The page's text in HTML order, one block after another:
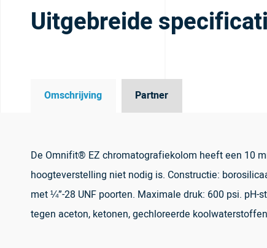
Uitgebreide
Omschrijving Partner
De Omnifit® EZ chromatografiekolom heeft een 10
hoogteverstelling niet nodig is. Constructie:
met ¼”-28 UNF poorten. Maximale druk: 600 psi.
tegen aceton, ketonen, gechloreerde